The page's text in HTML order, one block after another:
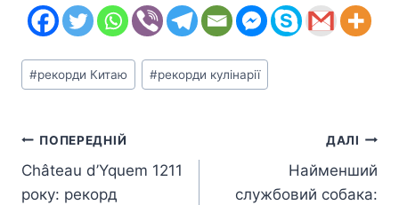
Позначки
запису:
#рекорди Китаю #рекорди кулінарії
Навігація
записів
ПОПЕРЕДНІЙ
Château d’Yquem 1211
року: рекорд
ДАЛІ
Найменший
службовий собака: